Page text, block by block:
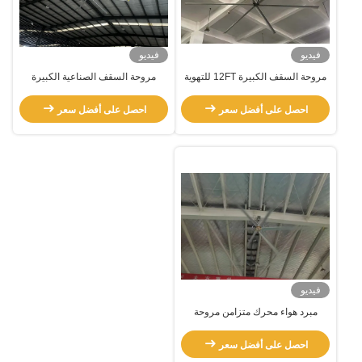
فيديو
مروحة السقف الكبيرة 12FT للتهوية
احصل على أفضل سعر
فيديو
مروحة السقف الصناعية الكبيرة
التهوية
احصل على أفضل سعر
فيديو
مبرد هواء محرك متزامن مروحة
احصل على أفضل سعر